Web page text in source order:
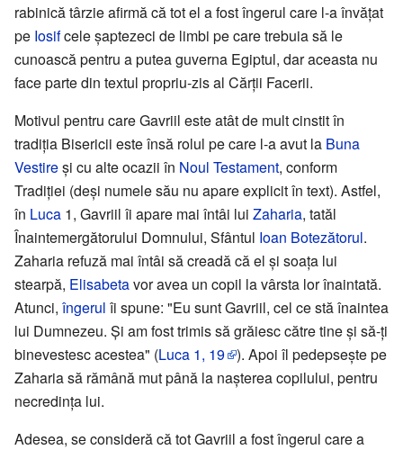
rabinică târzie afirmă că tot el a fost îngerul care l-a învățat
pe Iosifcele șaptezeci de limbi pe care trebuia să le
cunoască pentru a putea guverna Egiptul, dar aceasta nu
face parte din textul propriu-zis al Cărții Facerii.
Motivul pentru care Gavriil este atât de mult cinstit în
tradiția Bisericii este însă rolul pe care l-a avut la Buna
Vestireși cu alte ocazii în Noul Testament, conform
Tradiției (deși numele său nu apare explicit în text). Astfel,
în Luca 1, Gavriil îi apare mai întâi lui Zaharia, tatăl
Înaintemergătorului Domnului, Sfântul Ioan Botezătorul.
Zaharia refuză mai întâi să creadă că el și soața lui
stearpă, Elisabetavor avea un copil la vârsta lor înaintată.
Atunci, îngerul îi spune: "Eu sunt Gavriil, cel ce stă înaintea
lui Dumnezeu. Și am fost trimis să grăiesc către tine şi să-ţi
binevestesc acestea" (Luca 1, 19 ). Apoi îl pedepsește pe
Zaharia să rămână mut până la nașterea copilului, pentru
necredința lui.
Adesea, se consideră că tot Gavriil a fost îngerul care a